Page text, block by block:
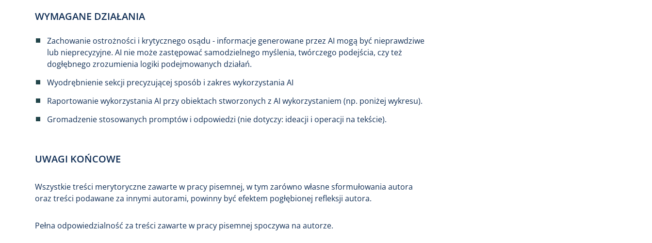
WYMAGANE DZIAŁANIA
Zachowanie ostrożności i krytycznego osądu - informacje generowane przez AI mogą być nieprawdziwe
lub nieprecyzyjne. AI nie może zastępować samodzielnego myślenia, twórczego podejścia, czy też
dogłębnego zrozumienia logiki podejmowanych działań.
Wyodrębnienie sekcji precyzującej sposób i zakres wykorzystania AI
Raportowanie wykorzystania AI przy obiektach stworzonych z AI wykorzystaniem (np. poniżej wykresu).
Gromadzenie stosowanych promptów i odpowiedzi (nie dotyczy: ideacji i operacji na tekście).
UWAGI KOŃCOWE
Wszystkie treści merytoryczne zawarte w pracy pisemnej, w tym zarówno własne sformułowania autora
oraz treści podawane za innymi autorami, powinny być efektem pogłębionej refleksji autora.
Pełna odpowiedzialność za treści zawarte w pracy pisemnej spoczywa na autorze.